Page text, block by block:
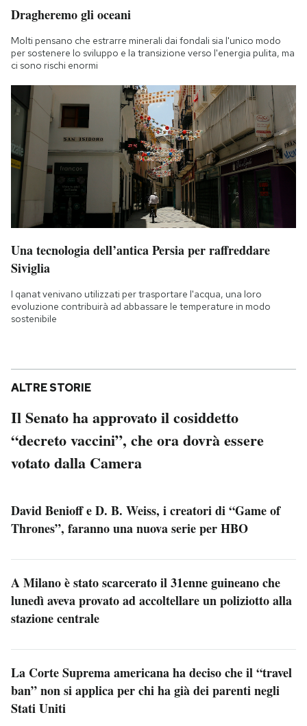
Dragheremo gli oceani
Molti pensano che estrarre minerali dai fondali sia l'unico modo
per sostenere lo sviluppo e la transizione verso l'energia pulita, ma
ci sono rischi enormi
Una tecnologia dell’antica Persia per raffreddare
Siviglia
I qanat venivano utilizzati per trasportare l'acqua, una loro
evoluzione contribuirà ad abbassare le temperature in modo
sostenibile
ALTRE STORIE
Il Senato ha approvato il cosiddetto
“decreto vaccini”, che ora dovrà essere
votato dalla Camera
David Benioff e D. B. Weiss, i creatori di “Game of
Thrones”, faranno una nuova serie per HBO
A Milano è stato scarcerato il 31enne guineano che
lunedì aveva provato ad accoltellare un poliziotto alla
stazione centrale
La Corte Suprema americana ha deciso che il “travel
ban” non si applica per chi ha già dei parenti negli
Stati Uniti